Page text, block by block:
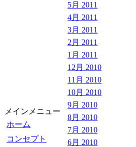
メインメニュー
ホーム
コンセプト
5月 2011
4月 2011
3月 2011
2月 2011
1月 2011
12月 2010
11月 2010
10月 2010
9月 2010
8月 2010
7月 2010
6月 2010